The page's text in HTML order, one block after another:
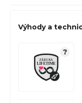
Výhody a
?